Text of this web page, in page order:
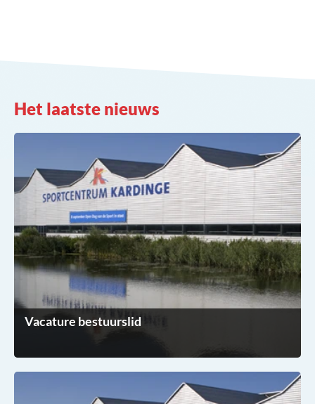
Het laatste nieuws
Vacature bestuurslid